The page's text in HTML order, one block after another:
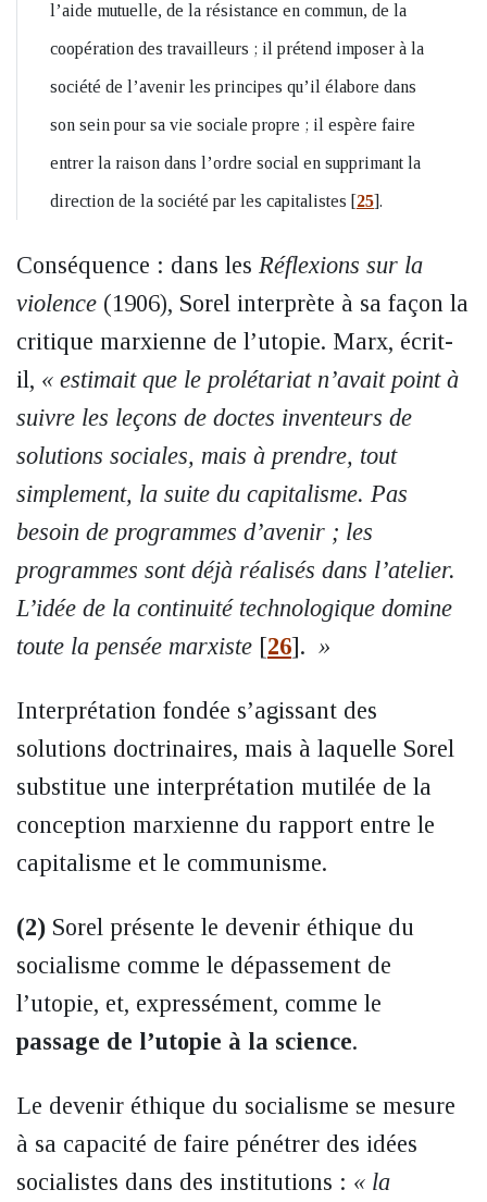
l’aide mutuelle, de la résistance en commun, de la
coopération des travailleurs ; il prétend imposer à la
société de l’avenir les principes qu’il élabore dans
son sein pour sa vie sociale propre ; il espère faire
entrer la raison dans l’ordre social en supprimant la
direction de la société par les capitalistes [25].
Conséquence : dans les Réflexions sur la
violence (1906), Sorel interprète à sa façon la
critique marxienne de l’utopie. Marx, écrit-
il, « estimait que le prolétariat n’avait point à
suivre les leçons de doctes inventeurs de
solutions sociales, mais à prendre, tout
simplement, la suite du capitalisme. Pas
besoin de programmes d’avenir ; les
programmes sont déjà réalisés dans l’atelier.
L’idée de la continuité technologique domine
toute la pensée marxiste [26]. »
Interprétation fondée s’agissant des
solutions doctrinaires, mais à laquelle Sorel
substitue une interprétation mutilée de la
conception marxienne du rapport entre le
capitalisme et le communisme.
(2) Sorel présente le devenir éthique du
socialisme comme le dépassement de
l’utopie, et, expressément, comme le
passage de l’utopie à la science.
Le devenir éthique du socialisme se mesure
à sa capacité de faire pénétrer des idées
socialistes dans des institutions : « la